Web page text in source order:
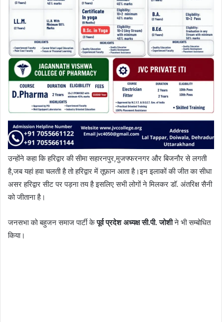
उन्होंने कहा कि हरिद्वार की सीमा सहारनपुर,मुजफ्फरनगर और बिजनौर से लगती
है,जब यहां हवा चलती है तो हरिद्वार में तूफ़ान आता है।इन इलाकों की जीत का सीधा
असर हरिद्वार सीट पर पड़ना तय है इसलिए सभी लोगों ने मिलकर डॉ. अंतरिक्ष सैनी
को जीताना है।
जनसभा को बहुजन समाज पार्टी केपूर्व प्रदेश अध्यक्ष सी.पी. जोशीने भी सम्बोधित
किया।